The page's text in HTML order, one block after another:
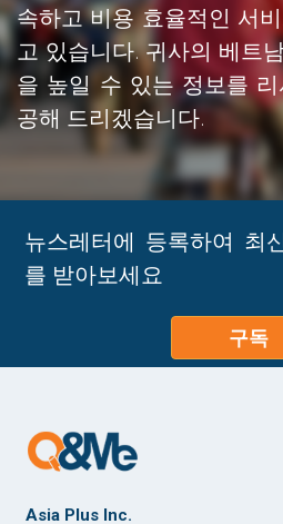
속하고 비용 효율적인 서
고 있습니다. 귀사의 베트
을 높일 수 있는 정보를
공해 드리겠습니다.
뉴스레터에 등록하여 최
를 받아보세요
구독
Asia Plus Inc.